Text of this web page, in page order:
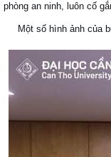
phòng an ninh, luôn cố
Một số hình ảnh của